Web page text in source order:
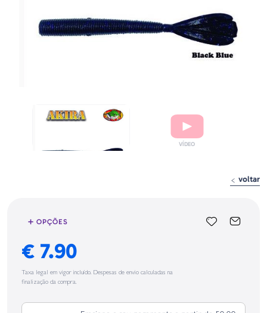
voltar
➕ OPÇÕES
€ 7.90
Taxa legal em vigor incluído. Despesas de envio calculadas na
finalização da compra.